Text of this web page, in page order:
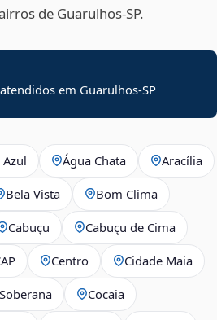
de Guarulhos‑SP.
em Guarulhos-SP
Água Chata Aracília
Bela Vista Bom Clima
Cabuçu Cabuçu de Cima
Centro Cidade Maia
Cocaia